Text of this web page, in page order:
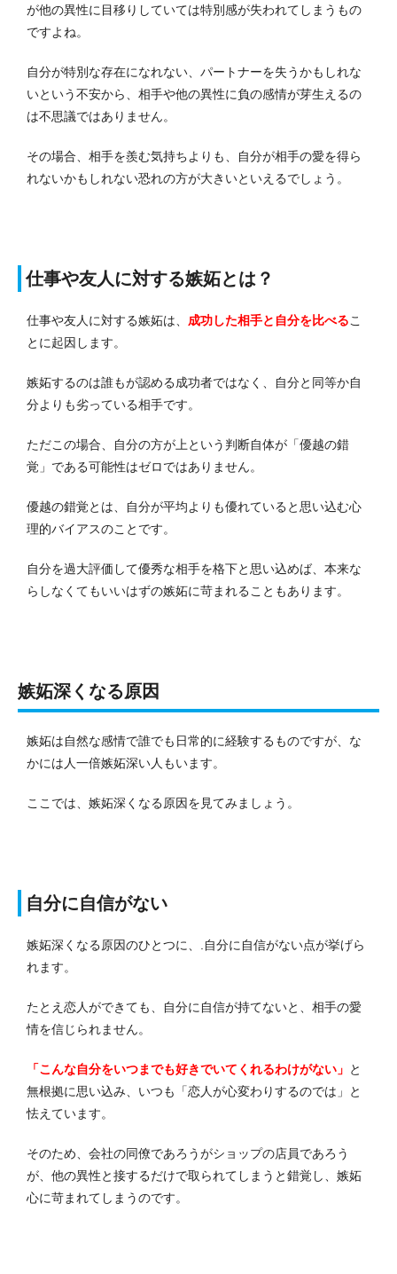
が他の異性に目移りしていては特別感が失われてしまうもの
ですよね。
自分が特別な存在になれない、パートナーを失うかもしれな
いという不安から、相手や他の異性に負の感情が芽生えるの
は不思議ではありません。
その場合、相手を羨む気持ちよりも、自分が相手の愛を得ら
れないかもしれない恐れの方が大きいといえるでしょう。
仕事や友人に対する嫉妬とは？
仕事や友人に対する嫉妬は、 成功した相手と自分を比べるこ
とに起因します。
嫉妬するのは誰もが認める成功者ではなく、自分と同等か自
分よりも劣っている相手です。
ただこの場合、自分の方が上という判断自体が「優越の錯
覚」である可能性はゼロではありません。
優越の錯覚とは、自分が平均よりも優れていると思い込む心
理的バイアスのことです。
自分を過大評価して優秀な相手を格下と思い込めば、本来な
らしなくてもいいはずの嫉妬に苛まれることもあります。
嫉妬深くなる原因
嫉妬は自然な感情で誰でも日常的に経験するものですが、な
かには人一倍嫉妬深い人もいます。
ここでは、嫉妬深くなる原因を見てみましょう。
自分に自信がない
嫉妬深くなる原因のひとつに、.自分に自信がない点が挙げら
れます。
たとえ恋人ができても、自分に自信が持てないと、相手の愛
情を信じられません。
「こんな自分をいつまでも好きでいてくれるわけがない」 と
無根拠に思い込み、いつも「恋人が心変わりするのでは」と
怯えています。
そのため、会社の同僚であろうがショップの店員であろう
が、他の異性と接するだけで取られてしまうと錯覚し、嫉妬
心に苛まれてしまうのです。